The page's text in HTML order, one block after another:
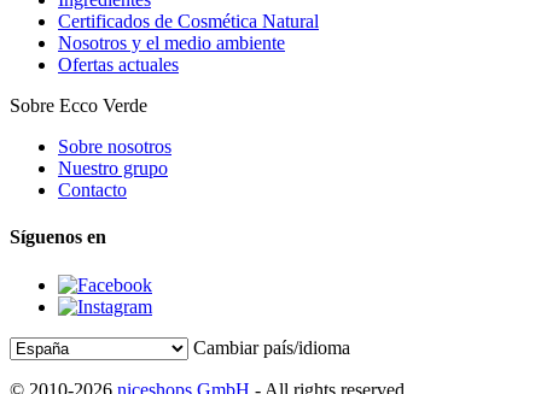
Certificados de Cosmética Natural
Nosotros y el medio ambiente
Ofertas actuales
Sobre Ecco Verde
Sobre nosotros
Nuestro grupo
Contacto
Síguenos en
Cambiar país/idioma
© 2010-2026 niceshops GmbH - All rights reserved.